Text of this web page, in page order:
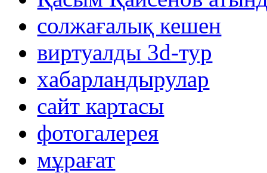
солжағалық кешен
виртуалды 3d-тур
xабарландырулар
сайт картасы
фотогалерея
мұрағат